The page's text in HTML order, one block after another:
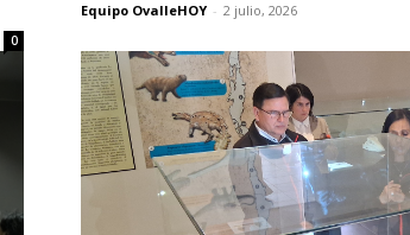
0
Equipo OvalleHOY - 2 julio, 2026